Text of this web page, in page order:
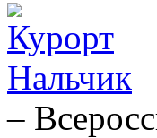
–